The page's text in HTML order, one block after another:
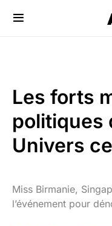
Les forts
politiques
Univers
Miss Birmanie,
l’événement pour